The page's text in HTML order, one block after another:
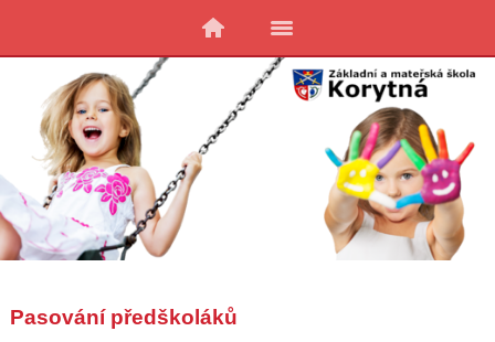
Pasování předškoláků